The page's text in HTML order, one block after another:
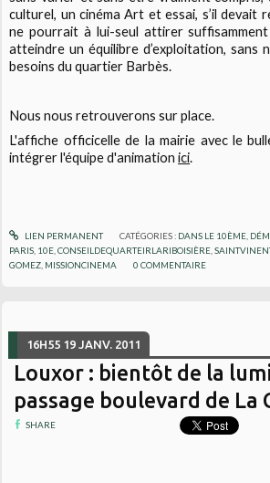
culturel, un cinéma Art et essai, s’il devait
ne pourrait à lui-seul attirer
atteindre un équilibre d’exploitation, sans
besoins du quartier Barbès.
Nous nous retrouverons sur place.
L'affiche officicelle de la mairie avec le
intégrer l'équipe d'animationici.
LIEN PERMANENT CATÉGORIES : DANS LE 10ÈME,
PARIS 10E ,CONSEILDEQUARTEIRLARIBOISIÈRE ,
GOMEZ MISSIONCINEMA 0 COMMENTAIRE
16H55 19 JANV. 2011
Louxor : bientôt de la
passage boulevard de La
SHARE